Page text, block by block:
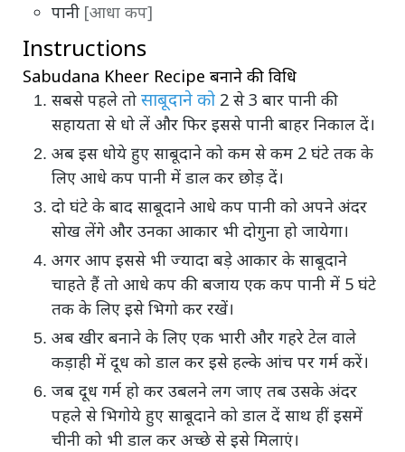
पानी [आधा कप]
Instructions
Sabudana Kheer Recipe बनाने की विधि
सबसे पहले तो साबूदाने को 2 से 3 बार पानी की
सहायता से धो लें और फिर इससे पानी बाहर निकाल दें।
अब इस धोये हुए साबूदाने को कम से कम 2 घंटे तक के
लिए आधे कप पानी में डाल कर छोड़ दें।
दो घंटे के बाद साबूदाने आधे कप पानी को अपने अंदर
सोख लेंगे और उनका आकार भी दोगुना हो जायेगा।
अगर आप इससे भी ज्यादा बड़े आकार के साबूदाने
चाहते हैं तो आधे कप की बजाय एक कप पानी में 5 घंटे
तक के लिए इसे भिगो कर रखें।
अब खीर बनाने के लिए एक भारी और गहरे टेल वाले
कड़ाही में दूध को डाल कर इसे हल्के आंच पर गर्म करें।
जब दूध गर्म हो कर उबलने लग जाए तब उसके अंदर
पहले से भिगोये हुए साबूदाने को डाल दें साथ हीं इसमें
चीनी को भी डाल कर अच्छे से इसे मिलाएं।